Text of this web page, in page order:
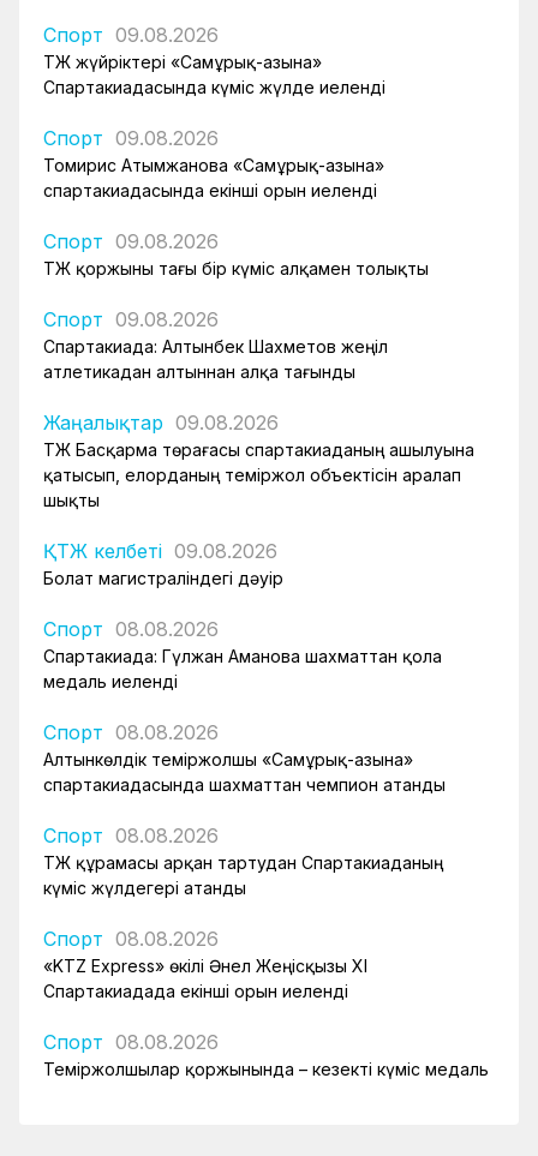
Спорт 09.08.2026
ҚТЖ жүйріктері «Самұрық-Қазына»
Спартакиадасында күміс жүлде иеленді
Спорт 09.08.2026
Томирис Атымжанова «Самұрық-Қазына»
спартакиадасында екінші орын иеленді
Спорт 09.08.2026
ҚТЖ қоржыны тағы бір күміс алқамен толықты
Спорт 09.08.2026
Спартакиада: Алтынбек Шахметов жеңіл
атлетикадан алтыннан алқа тағынды
Жаңалықтар 09.08.2026
ҚТЖ Басқарма төрағасы спартакиаданың ашылуына
қатысып, елорданың теміржол объектісін аралап
шықты
ҚТЖ келбеті 09.08.2026
Болат магистраліндегі дәуір
Спорт 08.08.2026
Спартакиада: Гүлжан Аманова шахматтан қола
медаль иеленді
Спорт 08.08.2026
Алтынкөлдік теміржолшы «Самұрық-Қазына»
спартакиадасында шахматтан чемпион атанды
Спорт 08.08.2026
ҚТЖ құрамасы арқан тартудан Спартакиаданың
күміс жүлдегері атанды
Спорт 08.08.2026
«KTZ Express» өкілі Әнел Жеңісқызы XI
Спартакиадада екінші орын иеленді
Спорт 08.08.2026
Теміржолшылар қоржынында – кезекті күміс медаль